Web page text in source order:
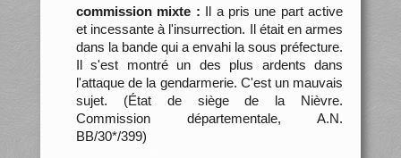
commission mixte : Il a pris une part active
et incessante à l'insurrection. Il était en armes
dans la bande qui a envahi la sous préfecture.
Il s'est montré un des plus ardents dans
l'attaque de la gendarmerie. C'est un mauvais
sujet. (État de siège de la Nièvre.
Commission départementale, A.N.
BB/30*/399)